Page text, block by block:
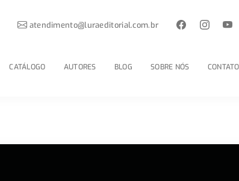
CATÁLOGO AUTORES BLOG SOBRE NÓS CONTATO
atendimento@luraeditorial.com.br